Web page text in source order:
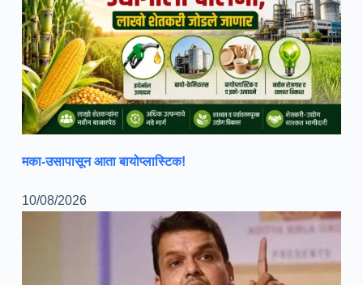
मका-उसापासून आता बायोप्लास्टिक!
10/08/2026